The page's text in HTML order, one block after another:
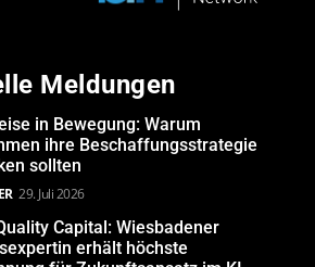
Meldungen
in Bewegung: Warum
ihre Beschaffungsstrategie
sollten
29. Juli 2026
Capital: Wiesbadener
erhält höchste